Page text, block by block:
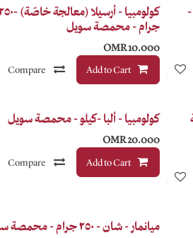
إضافة إلى قائمة الأمنيات
Anaerobic
كولومبيا - أرسيلا (معالجة
جرام - محمصة سويل
10.000
OMR
Add to Cart
Compare
إضافة إلى قائمة الأمنيات
كولومبيا - ألبا -كيلو - محمصة سويل
20.000
OMR
Add to Cart
Compare
ميانمار - شان - ٢٥٠ جرام - محمصة سويل